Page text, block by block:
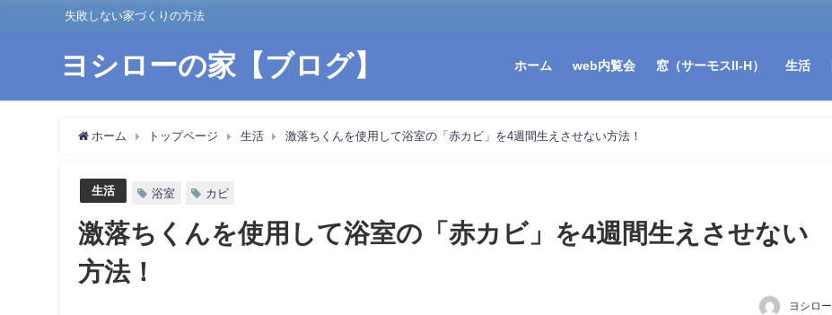
失敗しない家づくりの方法
ヨシローの家【ブログ】 ホーム web内覧会 窓（サーモスII-H） 生活
ホーム トップページ 生活 激落ちくんを使用して浴室の「赤カビ」を4週間生えさせない方法！
生活 浴室 カビ
激落ちくんを使用して浴室の「赤カビ」を4週間生えさせない
方法！
ヨシロー